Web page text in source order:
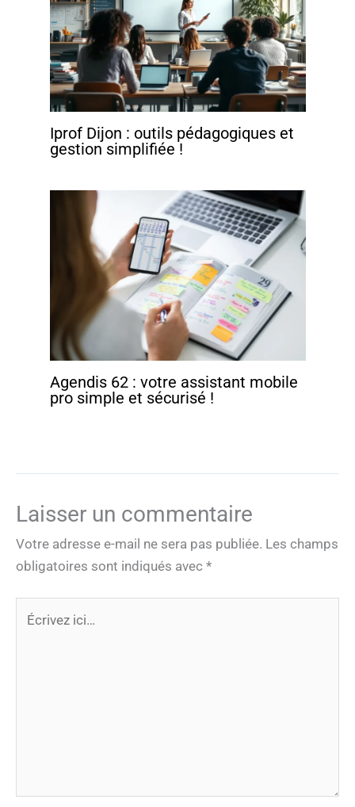
Iprof Dijon : outils pédagogiques et
gestion simplifiée !
Agendis 62 : votre assistant mobile
pro simple et sécurisé !
Laisser un commentaire
Votre adresse e-mail ne sera pas publiée. Les champs
obligatoires sont indiqués avec *
ici…